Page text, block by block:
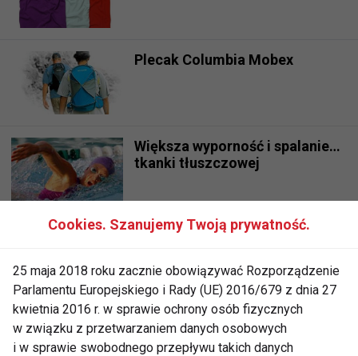
Plecak Columbia Mobex
Większa wyporność i spalanie…
tkanki tłuszczowej
Rolki – o modzie i nie tylko
ASICS – specjalnie dla Kobiet
Cookies. Szanujemy Twoją prywatność.
25 maja 2018 roku zacznie obowiązywać Rozporządzenie
Parlamentu Europejskiego i Rady (UE) 2016/679 z dnia 27
kwietnia 2016 r. w sprawie ochrony osób fizycznych
w związku z przetwarzaniem danych osobowych
i w sprawie swobodnego przepływu takich danych